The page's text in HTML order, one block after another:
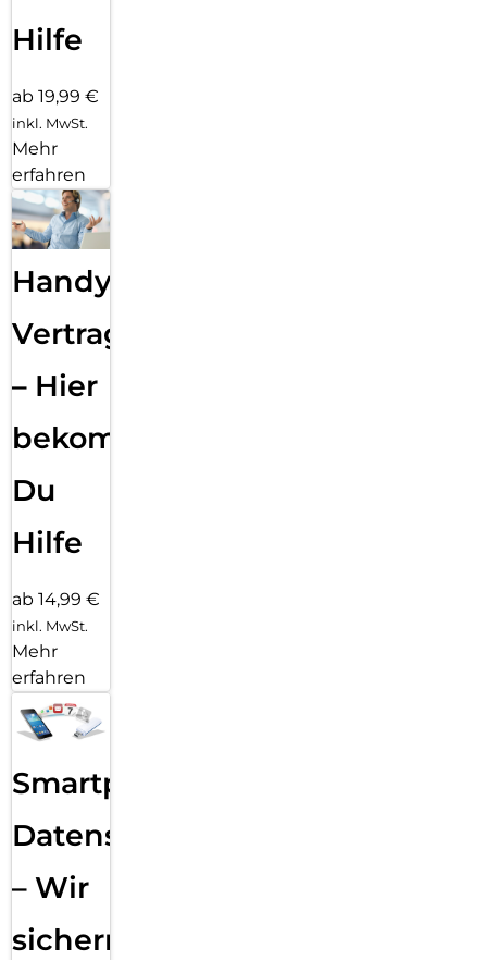
Hilfe
ab 19,99 €
inkl. MwSt.
Mehr
erfahren
Handy
Vertragsabwicklung
– Hier
bekommst
Du
Hilfe
ab 14,99 €
inkl. MwSt.
Mehr
erfahren
Smartphone
Datensicherung
– Wir
sichern